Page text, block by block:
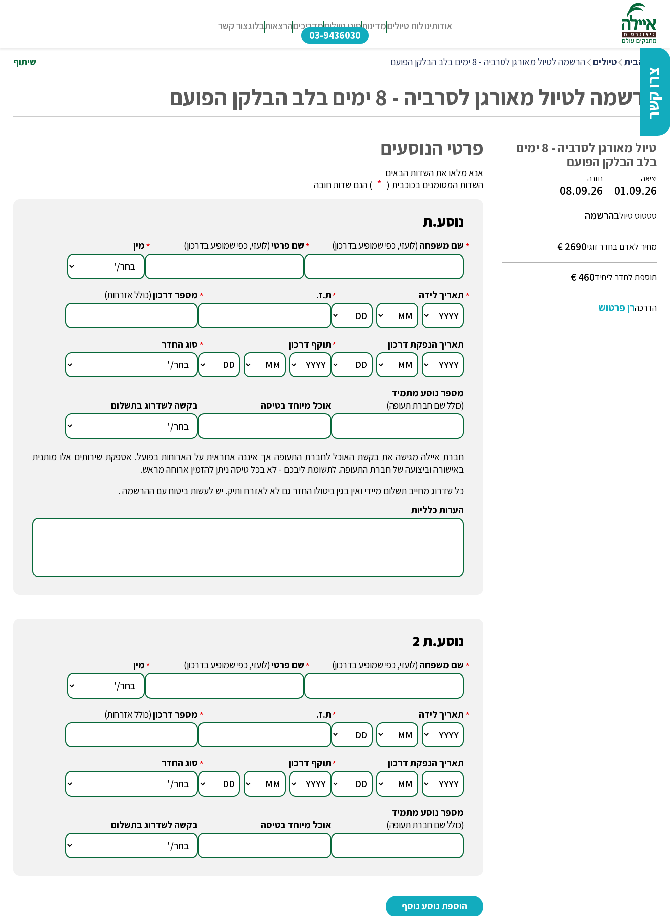
אודותינולוח טיוליםמדינותסוגי טיוליםמדריכיםהרצאותבלוגצור קשר
03-9436030
צרו קשר
דף הבית טיולים הרשמה לטיול מאורגן לסרביה - 8 ימים בלב הבלקן הפועם שיתוף
הרשמה לטיול מאורגן לסרביה - 8 ימים בלב הבלקן הפועם
טיול מאורגן לסרביה - 8 ימים
בלב הבלקן הפועם
יציאה
01.09.26
חזרה
08.09.26
סטטוס טיולבהרשמה
מחיר לאדם בחדר זוגי2690 €
תוספת לחדר ליחיד460 €
הדרכהרן פרטוש
פרטי הנוסעים
אנא מלאו את השדות הבאים
השדות המסומנים בכוכבית ( * ) הנם שדות חובה
נוסע.ת
*שם משפחה(לועזי, כפי שמופיע בדרכון) *שם פרטי(לועזי, כפי שמופיע בדרכון) *מין
*תאריך לידה *ת.ז. *מספר דרכון(כולל אזרחות)
תאריך הנפקת דרכון *תוקף דרכון *סוג החדר
מספר נוסע מתמיד
(כולל שם חברת תעופה)
אוכל מיוחד בטיסה בקשה לשדרוג בתשלום
חברת איילה מגישה את בקשת האוכל לחברת התעופה אך איננה אחראית על הארוחות בפועל. אספקת שירותים אלו מותנית
באישורה וביצועה של חברת התעופה. לתשומת ליבכם - לא בכל טיסה ניתן להזמין ארוחה מראש.
כל שדרוג מחייב תשלום מיידי ואין בגין ביטולו החזר גם לא לאזרח ותיק. יש לעשות ביטוח עם ההרשמה .
הערות כלליות
נוסע.ת 2
*שם משפחה(לועזי, כפי שמופיע בדרכון) *שם פרטי(לועזי, כפי שמופיע בדרכון) *מין
*תאריך לידה *ת.ז. *מספר דרכון(כולל אזרחות)
תאריך הנפקת דרכון *תוקף דרכון *סוג החדר
מספר נוסע מתמיד
(כולל שם חברת תעופה)
אוכל מיוחד בטיסה בקשה לשדרוג בתשלום